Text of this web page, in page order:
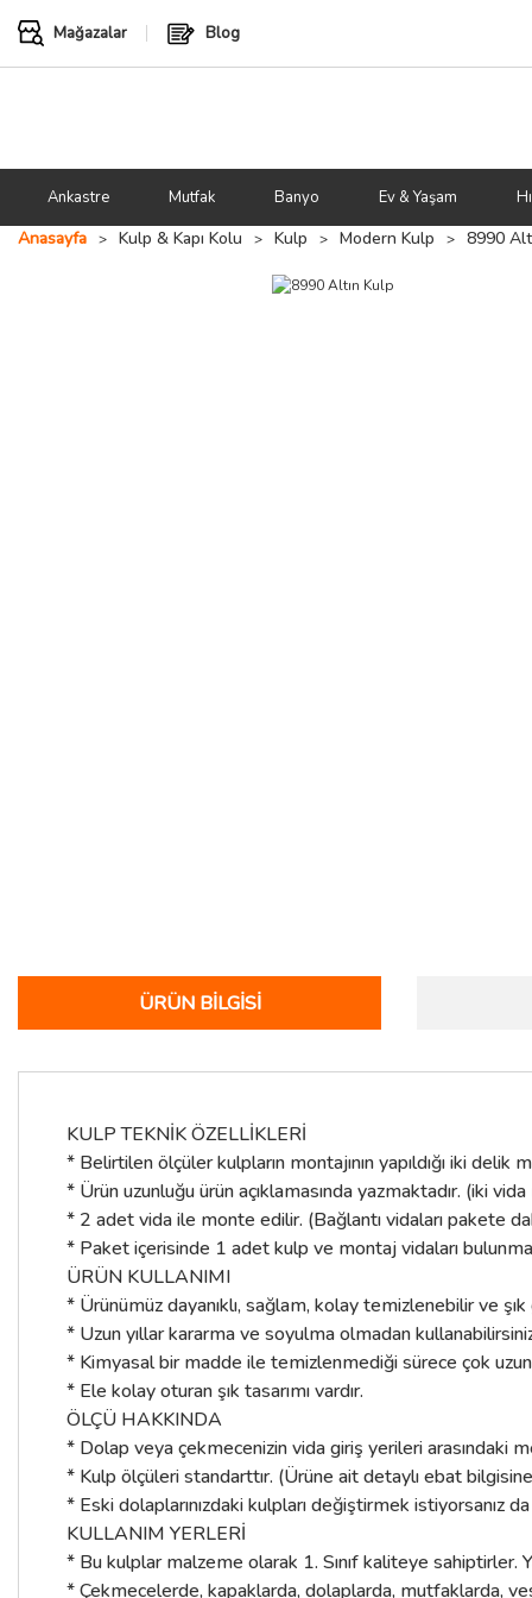
Mağazalar Blog
Ankastre Mutfak Banyo Ev & Yaşam
Anasayfa
Kulp & Kapı Kolu Kulp Modern Kulp 8990
ÜRÜN BILGISI
KULP TEKNİK ÖZELLİKLERİ
* Belirtilen ölçüler kulpların montajının yapıldığı iki delik
* Ürün uzunluğu ürün açıklamasında yazmaktadır. (iki
* 2 adet vida ile monte edilir. (Bağlantı vidaları pakete
* Paket içerisinde 1 adet kulp ve montaj vidaları
ÜRÜN KULLANIMI
* Ürünümüz dayanıklı, sağlam, kolay temizlenebilir ve
* Uzun yıllar kararma ve soyulma olmadan
* Kimyasal bir madde ile temizlenmediği sürece çok uzun
* Ele kolay oturan şık tasarımı vardır.
ÖLÇÜ HAKKINDA
* Dolap veya çekmecenizin vida giriş yerileri arasındaki
* Kulp ölçüleri standarttır. (Ürüne ait detaylı ebat
* Eski dolaplarınızdaki kulpları değiştirmek istiyorsanız
KULLANIM YERLERİ
* Bu kulplar malzeme olarak 1. Sınıf kaliteye sahiptirler.
* Çekmecelerde, kapaklarda, dolaplarda, mutfaklarda,